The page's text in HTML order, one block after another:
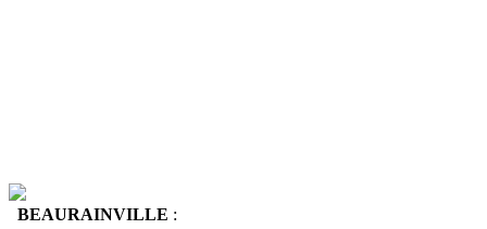
BEAURAINVILLE :